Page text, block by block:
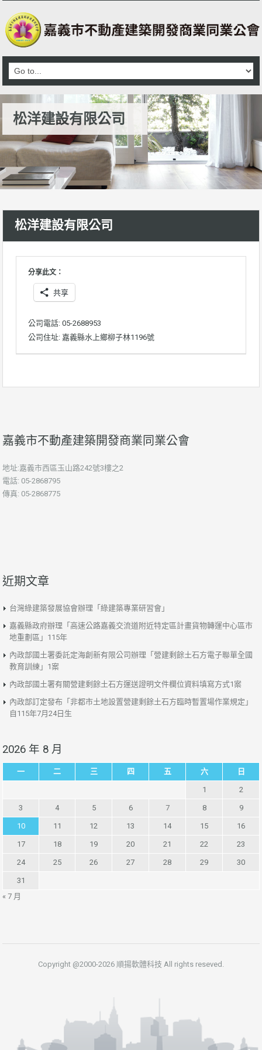
松洋建設有限公司
松洋建設有限公司
分享此文：
共享
公司電話: 05-2688953
公司住址: 嘉義縣水上鄉柳子林1196號
嘉義市不動產建築開發商業同業公會
地址:嘉義市西區玉山路242號3樓之2
電話: 05-2868795
傳真: 05-2868775
近期文章
台灣綠建築發展協會辦理「綠建築專業研習會」
嘉義縣政府辦理「高速公路嘉義交流道附近特定區計畫貨物轉運中心區市
地重劃區」115年
內政部國土署委託定海創新有限公司辦理「營建剩餘土石方電子聯單全國
教育訓練」1案
內政部國土署有關營建剩餘土石方運送證明文件欄位資料填寫方式1案
內政部訂定發布「非都市土地設置營建剩餘土石方臨時暫置場作業規定」
自115年7月24日生
2026 年 8 月
一 二 三 四 五 六 日
1 2
3 4 5 6 7 8 9
10 11 12 13 14 15 16
17 18 19 20 21 22 23
24 25 26 27 28 29 30
31
« 7 月
Copyright @2000-2026 順揚軟體科技 All rights reseved.